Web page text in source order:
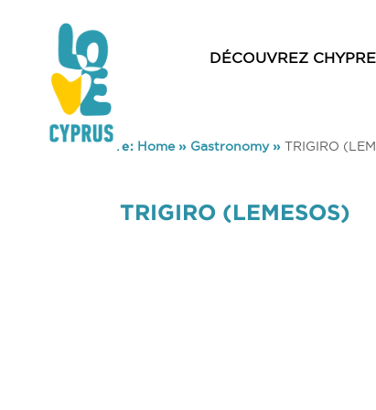
DÉCOUVREZ CHYPRE
You are here: Home» Gastronomy» TRIGIRO
TRIGIRO (LEMESOS)